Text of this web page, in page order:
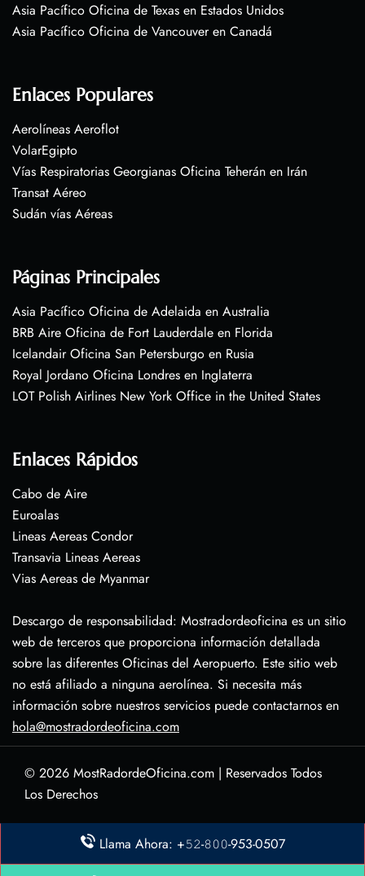
Asia Pacífico Oficina de Texas en Estados Unidos
Asia Pacífico Oficina de Vancouver en Canadá
Enlaces Populares
Aerolíneas Aeroflot
VolarEgipto
Vías Respiratorias Georgianas Oficina Teherán en Irán
Transat Aéreo
Sudán vías Aéreas
Páginas Principales
Asia Pacífico Oficina de Adelaida en Australia
BRB Aire Oficina de Fort Lauderdale en Florida
Icelandair Oficina San Petersburgo en Rusia
Royal Jordano Oficina Londres en Inglaterra
LOT Polish Airlines New York Office in the United States
Enlaces Rápidos
Cabo de Aire
Euroalas
Lineas Aereas Condor
Transavia Lineas Aereas
Vias Aereas de Myanmar
Descargo de responsabilidad: Mostradordeoficina es un sitio
web de terceros que proporciona información detallada
sobre las diferentes Oficinas del Aeropuerto. Este sitio web
no está afiliado a ninguna aerolínea. Si necesita más
información sobre nuestros servicios puede contactarnos en
hola@mostradordeoficina.com
© 2026 MostRadordeOficina.com | Reservados Todos
Los Derechos
Sobre Nosotras
Descargo de Responsabilidad
Llama Ahora: +𝟻𝟸-𝟾𝟶𝟶-953-0507